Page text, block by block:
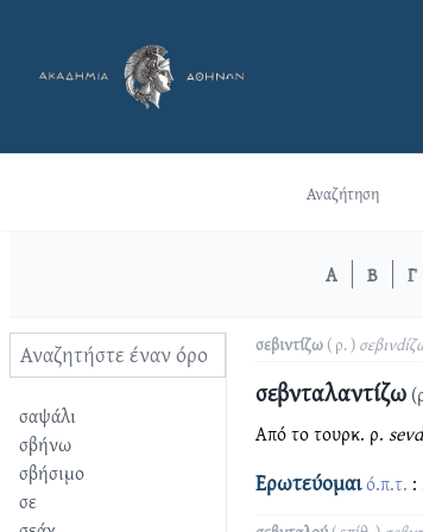
Αναζήτηση
Α Β Γ
σαψάλι
σβήνω
σβήσιμο
σε
σεβιντίζω ( ρ. )
σεβνταλαντίζω
Από το τουρκ. ρ.
Ερωτεύομαιό.π.τ. :